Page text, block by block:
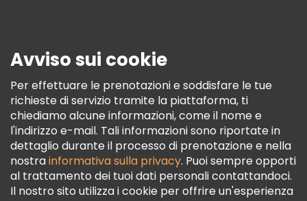
Termini E Condizioni
Informativa Sui Cookie
Freetour Premi
Programma Di Fidelizzazione
Avviso sui cookie
Per effettuare le prenotazioni e soddisfare le tue
richieste di servizio tramite la piattaforma, ti
chiediamo alcune informazioni, come il nome e
l'indirizzo e-mail. Tali informazioni sono riportate in
dettaglio durante il processo di prenotazione e nella
nostrainformativa sulla privacy. Puoi sempre opporti
al trattamento dei tuoi dati personali contattandoci.
Il nostro sito utilizza i cookie per offrire un'esperienza